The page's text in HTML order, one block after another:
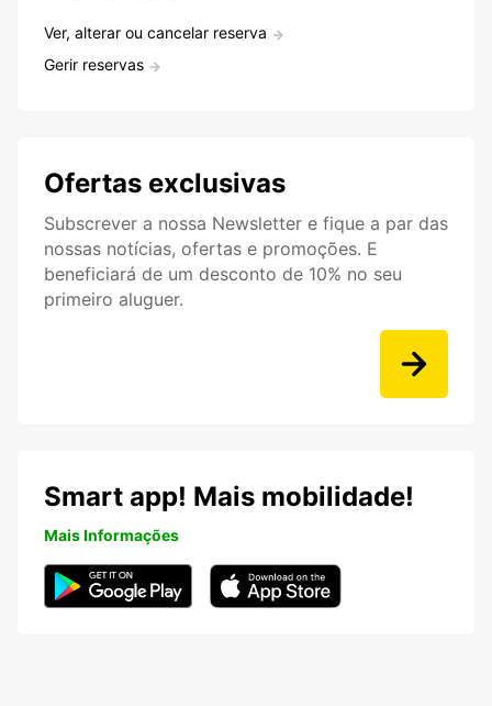
Ver, alterar ou cancelar reserva
Gerir reservas
Ofertas exclusivas
Subscrever a nossa Newsletter e fique a par das
nossas notícias, ofertas e promoções. E
beneficiará de um desconto de 10% no seu
primeiro aluguer.
Smart app! Mais mobilidade!
Mais Informações